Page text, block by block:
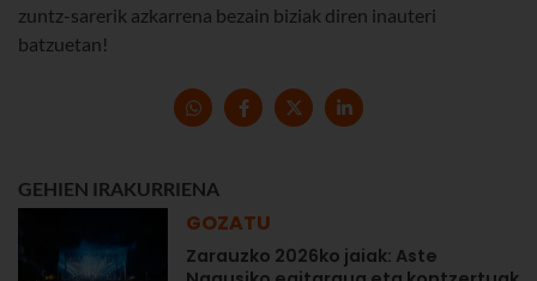
zuntz-sarerik azkarrena bezain biziak diren inauteri
batzuetan!
GEHIEN IRAKURRIENA
GOZATU
Zarauzko 2026ko jaiak: Aste